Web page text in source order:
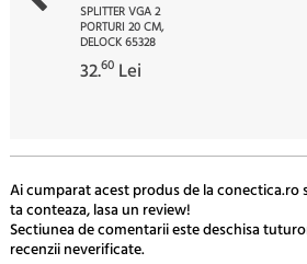
SPLITTER VGA 2
PORTURI 20 CM,
DELOCK 65328
32.60 Lei
Ai cumparat acest produs de la conectica.ro
ta conteaza, lasa un review!
Sectiunea de comentarii este deschisa
recenzii neverificate.